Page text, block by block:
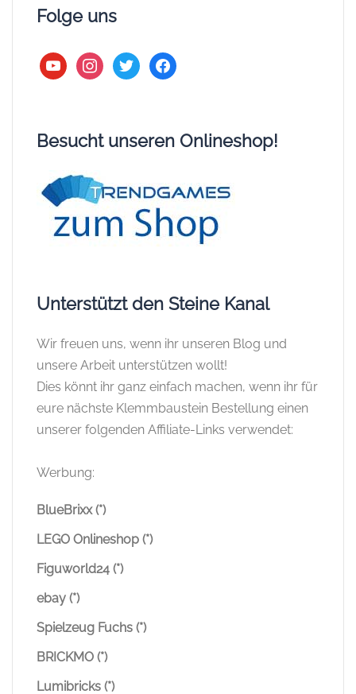
Folge uns
youtubeinstagram
twitter facebook
Besucht unseren Onlineshop!
Unterstützt den Steine Kanal
Wir freuen uns, wenn ihr unseren Blog und
unsere Arbeit unterstützen wollt!
Dies könnt ihr ganz einfach machen, wenn ihr für
eure nächste Klemmbaustein Bestellung einen
unserer folgenden Affiliate-Links verwendet:
Werbung:
BlueBrixx (*)
LEGO Onlineshop (*)
Figuworld24 (*)
ebay (*)
Spielzeug Fuchs (*)
BRICKMO (*)
Lumibricks (*)